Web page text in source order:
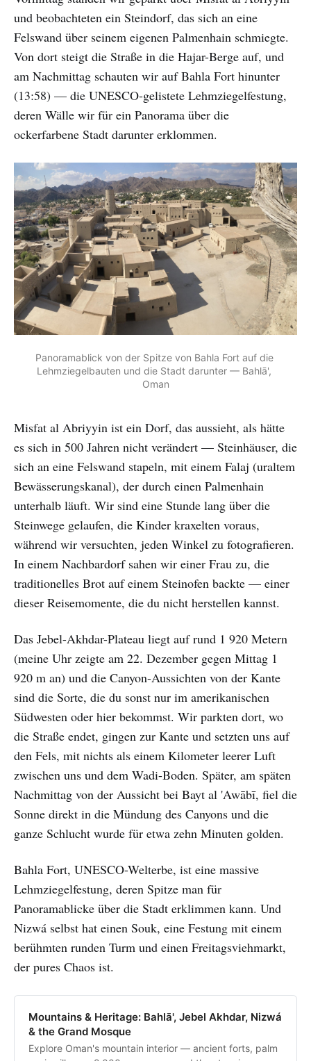
und beobachteten ein Steindorf, das sich an eine
Felswand über seinem eigenen Palmenhain schmiegte.
Von dort steigt die Straße in die Hajar-Berge auf, und
am Nachmittag schauten wir auf Bahla Fort hinunter
(13:58) — die UNESCO-gelistete Lehmziegelfestung,
deren Wälle wir für ein Panorama über die
ockerfarbene Stadt darunter erklommen.
Panoramablick von der Spitze von Bahla Fort auf die
Lehmziegelbauten und die Stadt darunter — Bahlā',
Oman
Misfat al Abriyyin ist ein Dorf, das aussieht, als hätte
es sich in 500 Jahren nicht verändert — Steinhäuser, die
sich an eine Felswand stapeln, mit einem Falaj (uraltem
Bewässerungskanal), der durch einen Palmenhain
unterhalb läuft. Wir sind eine Stunde lang über die
Steinwege gelaufen, die Kinder kraxelten voraus,
während wir versuchten, jeden Winkel zu fotografieren.
In einem Nachbardorf sahen wir einer Frau zu, die
traditionelles Brot auf einem Steinofen backte — einer
dieser Reisemomente, die du nicht herstellen kannst.
Das Jebel-Akhdar-Plateau liegt auf rund 1 920 Metern
(meine Uhr zeigte am 22. Dezember gegen Mittag 1
920 m an) und die Canyon-Aussichten von der Kante
sind die Sorte, die du sonst nur im amerikanischen
Südwesten oder hier bekommst. Wir parkten dort, wo
die Straße endet, gingen zur Kante und setzten uns auf
den Fels, mit nichts als einem Kilometer leerer Luft
zwischen uns und dem Wadi-Boden. Später, am späten
Nachmittag von der Aussicht bei Bayt al 'Awābī, fiel die
Sonne direkt in die Mündung des Canyons und die
ganze Schlucht wurde für etwa zehn Minuten golden.
Bahla Fort, UNESCO-Welterbe, ist eine massive
Lehmziegelfestung, deren Spitze man für
Panoramablicke über die Stadt erklimmen kann. Und
Nizwá selbst hat einen Souk, eine Festung mit einem
berühmten runden Turm und einen Freitagsviehmarkt,
der pures Chaos ist.
Mountains & Heritage: Bahlā', Jebel Akhdar, Nizwá
& the Grand Mosque
Explore Oman's mountain interior — ancient forts, palm